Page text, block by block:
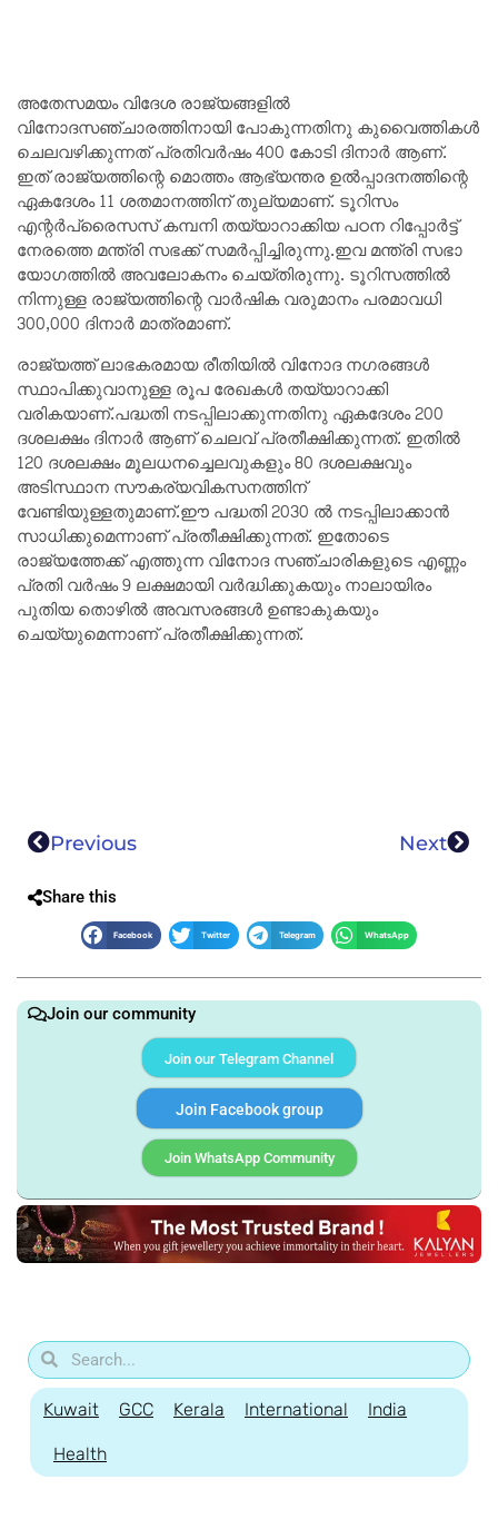
അതേസമയം വിദേശ രാജ്യങ്ങളിൽ
വിനോദസഞ്ചാരത്തിനായി പോകുന്നതിനു കുവൈത്തികൾ
ചെലവഴിക്കുന്നത് പ്രതിവർഷം 400 കോടി ദിനാർ ആണ്.
ഇത് രാജ്യത്തിന്റെ മൊത്തം ആഭ്യന്തര ഉൽപ്പാദനത്തിന്റെ
ഏകദേശം 11 ശതമാനത്തിന് തുല്യമാണ്. ടൂറിസം
എന്റർപ്രൈസസ് കമ്പനി തയ്യാറാക്കിയ പഠന റിപ്പോർട്ട്
നേരത്തെ മന്ത്രി സഭക്ക് സമർപ്പിച്ചിരുന്നു.ഇവ മന്ത്രി സഭാ
യോഗത്തിൽ അവലോകനം ചെയ്തിരുന്നു. ടൂറിസത്തിൽ
നിന്നുള്ള രാജ്യത്തിന്റെ വാർഷിക വരുമാനം പരമാവധി
300,000 ദിനാർ മാത്രമാണ്.
രാജ്യത്ത് ലാഭകരമായ രീതിയിൽ വിനോദ നഗരങ്ങൾ
സ്ഥാപിക്കുവാനുള്ള രൂപ രേഖകൾ തയ്യാറാക്കി
വരികയാണ്.പദ്ധതി നടപ്പിലാക്കുന്നതിനു ഏകദേശം 200
ദശലക്ഷം ദിനാർ ആണ് ചെലവ് പ്രതീക്ഷിക്കുന്നത്. ഇതിൽ
120 ദശലക്ഷം മൂലധനച്ചെലവുകളും 80 ദശലക്ഷവും
അടിസ്ഥാന സൗകര്യവികസനത്തിന്
വേണ്ടിയുള്ളതുമാണ്.ഈ പദ്ധതി 2030 ൽ നടപ്പിലാക്കാൻ
സാധിക്കുമെന്നാണ് പ്രതീക്ഷിക്കുന്നത്. ഇതോടെ
രാജ്യത്തേക്ക് എത്തുന്ന വിനോദ സഞ്ചാരികളുടെ എണ്ണം
പ്രതി വർഷം 9 ലക്ഷമായി വർദ്ധിക്കുകയും നാലായിരം
പുതിയ തൊഴിൽ അവസരങ്ങൾ ഉണ്ടാകുകയും
ചെയ്യുമെന്നാണ് പ്രതീക്ഷിക്കുന്നത്.
Previous Next
Share this
Facebook Twitter Telegram WhatsApp
Join our community
Join our Telegram Channel
Join Facebook group
Join WhatsApp Community
Kuwait GCC Kerala International India
Health